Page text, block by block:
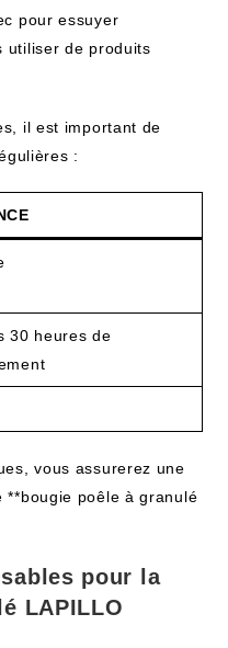
pour essuyer
utiliser de produits
il est important de
:
30 heures de
vous assurerez une
**bougie poêle à granulé
pour la
LAPILLO